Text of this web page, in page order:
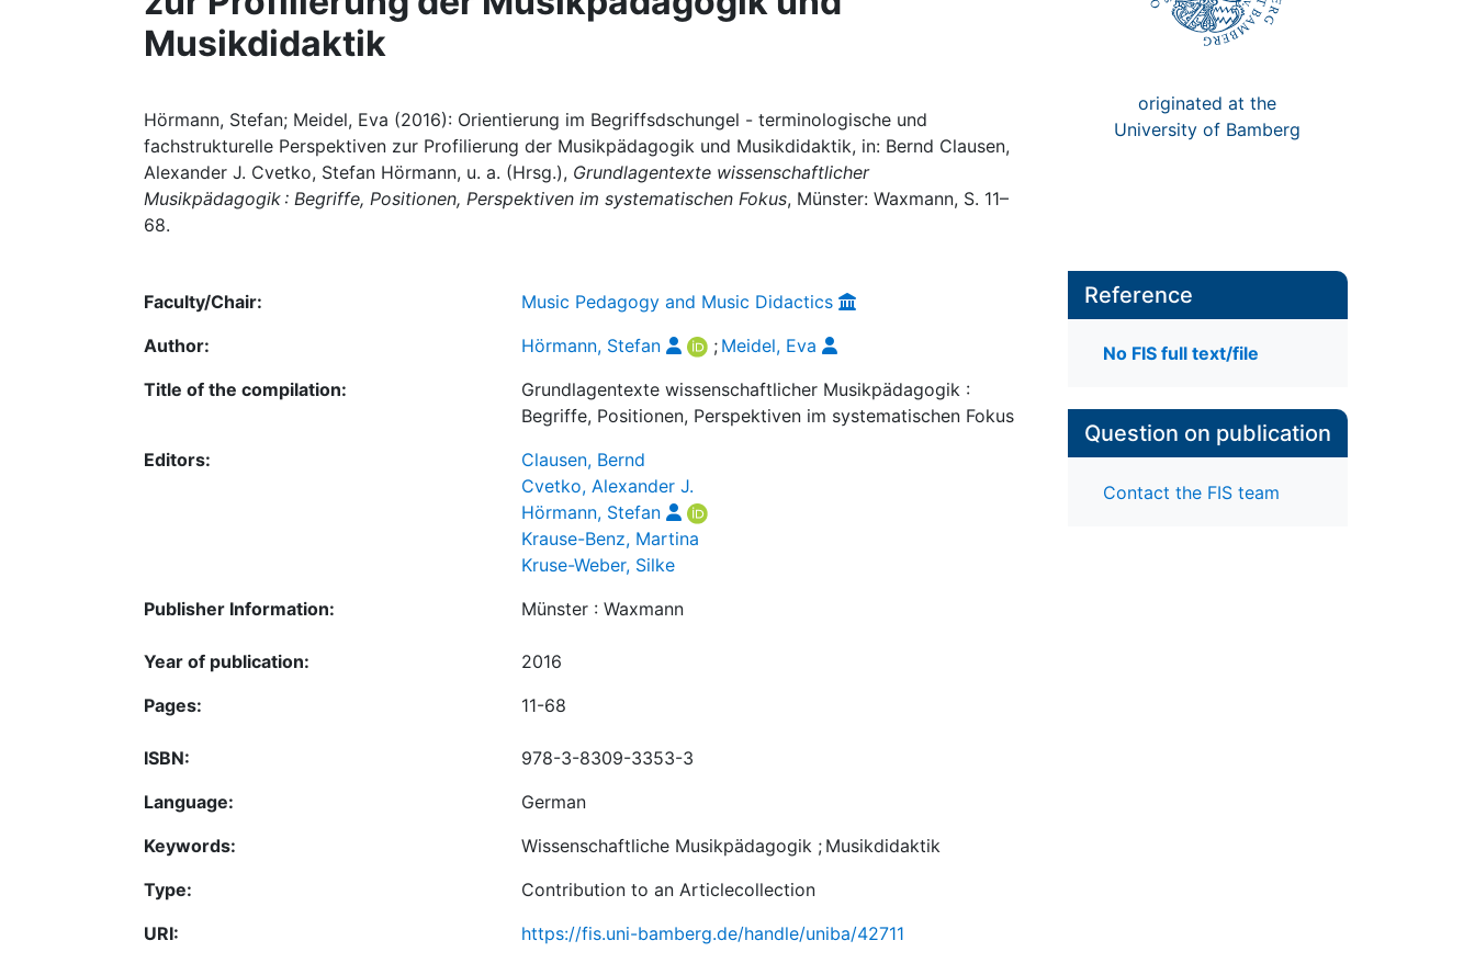
Musikdidaktik
Hörmann, Stefan; Meidel, Eva (2016): Orientierung im Begriffsdschungel - terminologische und
fachstrukturelle Perspektiven zur Profilierung der Musikpädagogik und Musikdidaktik, in: Bernd Clausen,
Alexander J. Cvetko, Stefan Hörmann, u. a. (Hrsg.), Grundlagentexte wissenschaftlicher
Musikpädagogik : Begriffe, Positionen, Perspektiven im systematischen Fokus, Münster: Waxmann, S. 11–
68.
originated at the
University of Bamberg
Faculty/Chair:
Music Pedagogy and Music Didactics
Author:
Hörmann, Stefan ; Meidel, Eva
Title of the compilation:
Grundlagentexte wissenschaftlicher Musikpädagogik :
Begriffe, Positionen, Perspektiven im systematischen Fokus
Editors:
Clausen, Bernd
Cvetko, Alexander J.
Hörmann, Stefan
Krause-Benz, Martina
Kruse-Weber, Silke
Publisher Information:
Münster : Waxmann
Year of publication:
2016
Pages:
11-68
ISBN:
978-3-8309-3353-3
Language:
German
Keywords:
Wissenschaftliche Musikpädagogik ; Musikdidaktik
Type:
Contribution to an Articlecollection
URI:
https://fis.uni-bamberg.de/handle/uniba/42711
Reference
No FIS full text/file
Question on publication
Contact the FIS team